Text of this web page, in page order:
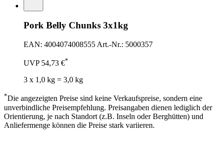
Pork Belly Chunks 3x1kg
EAN: 4004074008555 Art.-Nr.: 5000357
UVP 54,73 €*
3 x 1,0 kg = 3,0 kg
*Die angezeigten Preise sind keine Verkaufspreise, sondern eine
unverbindliche Preisempfehlung. Preisangaben dienen lediglich der
Orientierung, je nach Standort (z.B. Inseln oder Berghütten) und
Anliefermenge können die Preise stark variieren.